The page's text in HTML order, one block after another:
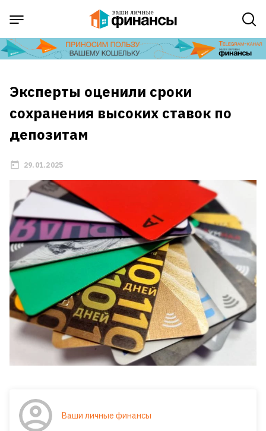
Эксперты оценили сроки
сохранения высоких ставок по
депозитам
29.01.2025
Ваши личные финансы